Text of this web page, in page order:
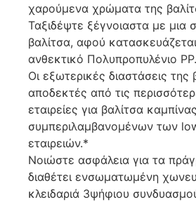
χαρούμενα χρώματα της
Ταξιδέψτε ξέγνοιαστα με μια
βαλίτσα, αφού
ανθεκτικό Πολυπροπυλένιο PP.
Οι εξωτερικές διαστάσεις της
αποδεκτές από τις
εταιρείες για βαλίτσα
συμπεριλαμβανομένων των
εταιρειών.*
Νοιώστε ασφάλεια για τα
διαθέτει ενσωματωμένη
κλειδαριά 3ψήφιου